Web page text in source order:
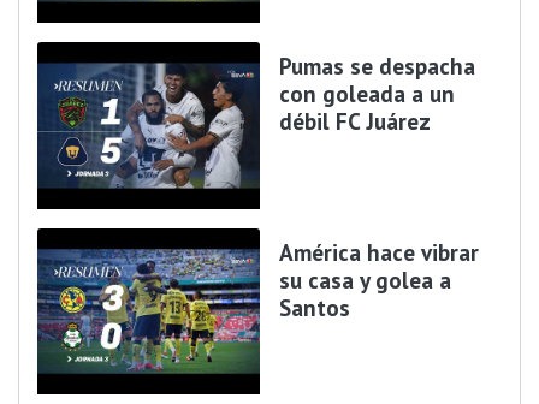
Pumas se despacha
con goleada a un
débil FC Juárez
América hace vibrar
su casa y golea a
Santos